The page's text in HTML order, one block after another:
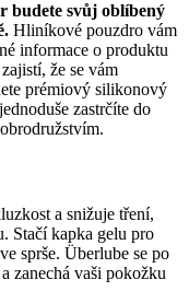
budete svůj oblíbený
Hliníkové pouzdro vám
informace o produktu
že se vám
prémiový silikonový
zastrčíte do
a snižuje tření,
Stačí kapka gelu pro
sprše. Überlube se po
zanechá vaši pokožku